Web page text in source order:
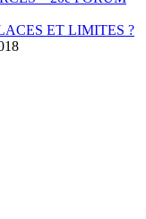
ET LIMITES ?